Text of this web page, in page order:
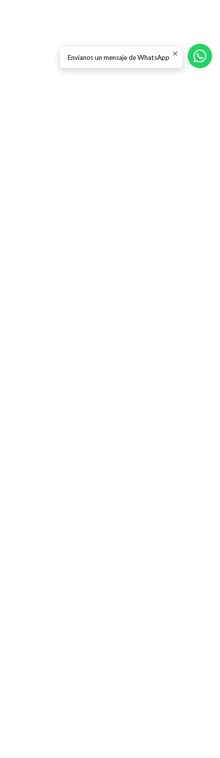
Envíanos un mensaje de WhatsApp